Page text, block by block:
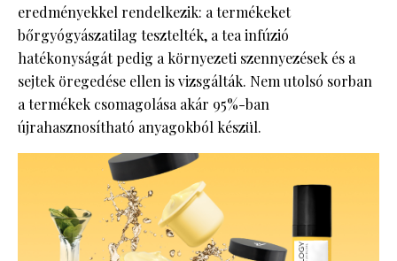
eredményekkel rendelkezik: a termékeket
bőrgyógyászatilag tesztelték, a tea infúzió
hatékonyságát pedig a környezeti szennyezések és a
sejtek öregedése ellen is vizsgálták. Nem utolsó sorban
a termékek csomagolása akár 95%-ban
újrahasznosítható anyagokból készül.